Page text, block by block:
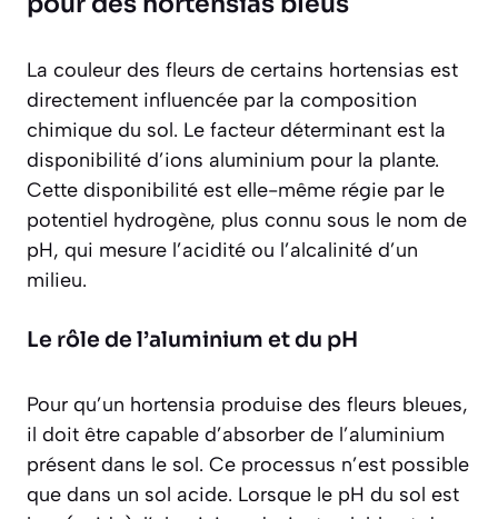
La couleur des fleurs de certains hortensias est
directement influencée par la composition
chimique du sol. Le facteur déterminant est la
disponibilité d’ions aluminium pour la plante.
Cette disponibilité est elle-même régie par le
potentiel hydrogène, plus connu sous le nom de
pH, qui mesure l’acidité ou l’alcalinité d’un
milieu.
Le rôle de l’aluminium et du pH
Pour qu’un hortensia produise des fleurs bleues,
il doit être capable d’absorber de l’aluminium
présent dans le sol. Ce processus n’est possible
que dans un sol acide. Lorsque le pH du sol est